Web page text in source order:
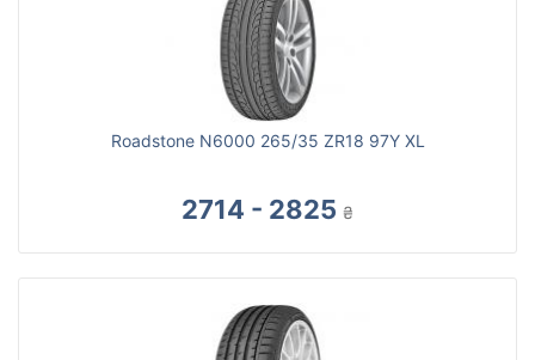
Roadstone N6000 265/35 ZR18 97Y XL
2714 - 2825 ₴